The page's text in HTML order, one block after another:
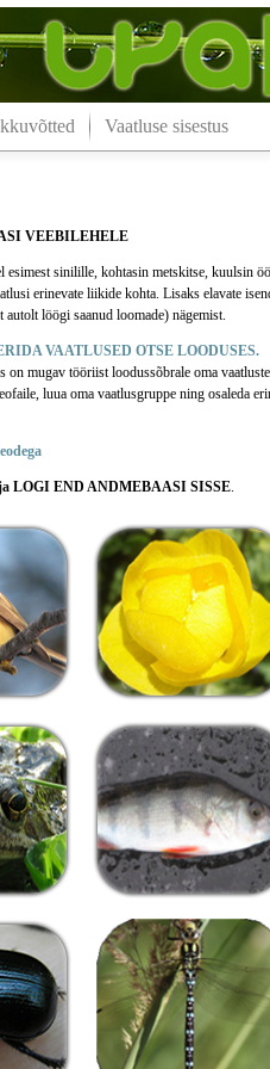
Vaatluse sisestus
VEEBILEHELE
esimest sinilille, kohtasin metskitse, kuulsin
erinevate liikide kohta. Lisaks elavate
löögi saanud loomade) nägemist.
VAATLUSED OTSE LOODUSES.
mugav tööriist loodussõbrale oma
luua oma vaatlusgruppe ning osaleda
LOGI END ANDMEBAASI SISSE.